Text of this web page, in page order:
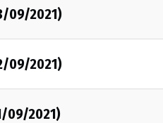
09/2021)
09/2021)
09/2021)